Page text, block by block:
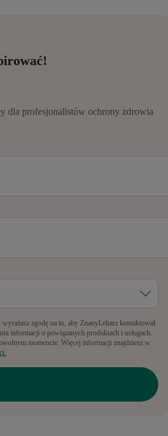
dla profesjonalistów ochrony zdrowia
zgodę na to, aby ZnanyLekarz kontaktował
informacji o powiązanych produktach i usługach.
momencie. Więcej informacji znajdziesz w